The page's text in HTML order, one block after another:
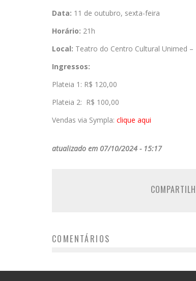
Data: 11 de outubro, sexta-feira
Horário: 21h
Local: Teatro do Centro Cultural Unimed
Ingressos:
Plateia 1: R$ 120,00
Plateia 2: R$ 100,00
Vendas via Sympla: clique aqui
atualizado em 07/10/2024 - 15:17
COMENTÁRIOS